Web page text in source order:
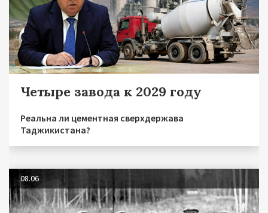
Четыре завода к 2029 году
Реальна ли цементная сверхдержава
Таджикистана?
08.06